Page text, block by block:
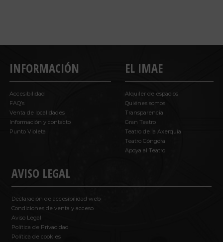
INFORMACIÓN
Accesibilidad
FAQ’s
Venta de localidades
Información y contacto
Punto Violeta
AVISO LEGAL
Declaración de accesibilidad web
Condiciones de venta y acceso
Aviso Legal
Política de Privacidad
Política de cookies
EL IMAE
Alquiler de espacios
Quiénes somos
Transparencia
Gran Teatro
Teatro de la Axerquía
Teatro Góngora
Apoya al Teatro